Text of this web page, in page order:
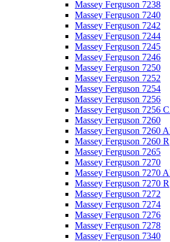
Massey Ferguson 7238
Massey Ferguson 7240
Massey Ferguson 7242
Massey Ferguson 7244
Massey Ferguson 7245
Massey Ferguson 7246
Massey Ferguson 7250
Massey Ferguson 7252
Massey Ferguson 7254
Massey Ferguson 7256
Massey Ferguson 7256
Massey Ferguson 7260
Massey Ferguson 7260
Massey Ferguson 7260 R
Massey Ferguson 7265
Massey Ferguson 7270
Massey Ferguson 7270
Massey Ferguson 7270 R
Massey Ferguson 7272
Massey Ferguson 7274
Massey Ferguson 7276
Massey Ferguson 7278
Massey Ferguson 7340